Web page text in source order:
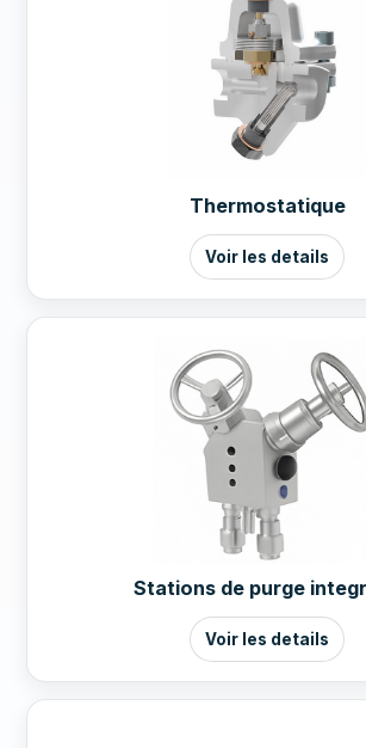
Thermostatique
Voir les details
Stations de purge
Voir les details